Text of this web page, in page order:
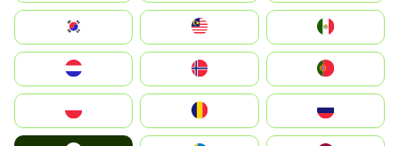
South Korea